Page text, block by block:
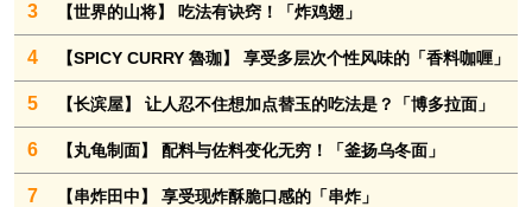
3 【世界的山将】 吃法有诀窍！「炸鸡翅」
4 【SPICY CURRY 魯珈】 享受多层次个性风味的「香料咖喱」
5 【长滨屋】 让人忍不住想加点替玉的吃法是？「博多拉面」
6 【丸龟制面】 配料与佐料变化无穷！「釜扬乌冬面」
7 【串炸田中】 享受现炸酥脆口感的「串炸」